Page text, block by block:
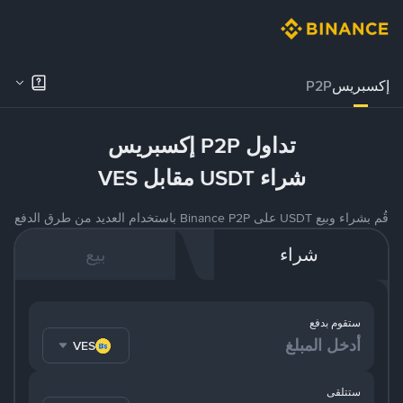
إكسبريسP2P
تداول P2P إكسبريس
شراء USDT مقابل VES
قُم بشراء وبيع USDT على Binance P2P باستخدام العديد من طرق الدفع
شراء بيع
ستقوم بدفع
VES
ستتلقى